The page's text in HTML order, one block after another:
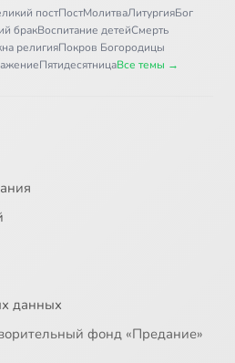
постПостМолитваЛитургияБог
бракВоспитание детейСмерть
религияПокров Богородицы
ПятидесятницаВсе темы →
данных
фонд «Предание»